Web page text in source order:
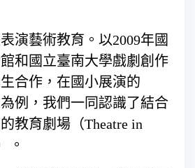
演藝術教育。以2009年國
和國立臺南大學戲劇創作
合作，在國小展演的
為例，我們一同認識了結合
教育劇場（Theatre in
。